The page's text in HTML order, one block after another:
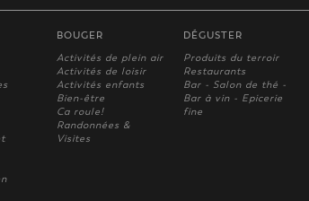
BOUGER
Activités de plein air
Activités de loisir
Activités enfants
Bien-être
Ca roule!
Randonnées &
Visites
DÉGUSTER
Produits du terroir
Restaurants
Bar - Salon de thé -
Bar à vin - Epicerie
fine